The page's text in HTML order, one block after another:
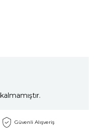
Güvenli Alışveriş